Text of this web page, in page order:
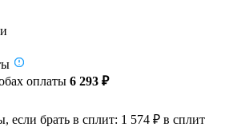
оплаты 6 293 ₽
если брать в сплит: 1 574 ₽ в сплит